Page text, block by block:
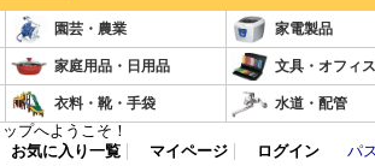
園芸・農業 家電製品
家庭用品・日用品 文具・オフィ
衣料・靴・手袋 水道・配管
プへようこそ！
お気に入り一覧
マイページ ログイン
パ